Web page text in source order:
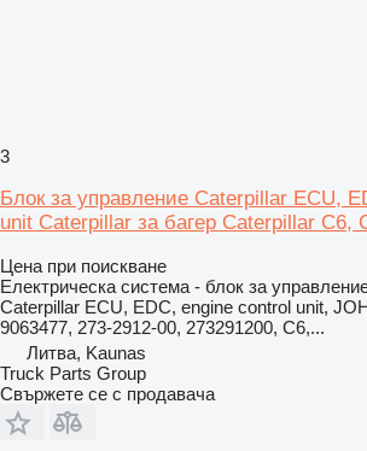
3
Блок за управление Caterpillar ECU,
unit Caterpillar за багер Caterpillar C6,
Цена при поискване
Електрическа система - блок за
Caterpillar ECU, EDC, engine control unit,
9063477, 273-2912-00, 273291200, C6,...
Литва, Kaunas
Truck Parts Group
Свържете се с продавача